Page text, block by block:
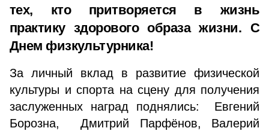
тех, кто притворяется в жизнь
практику здорового образа жизни. С
Днем физкультурника!
За личный вклад в развитие физической
культуры и спорта на сцену для получения
заслуженных наград поднялись: Евгений
Борозна, Дмитрий Парфёнов, Валерий